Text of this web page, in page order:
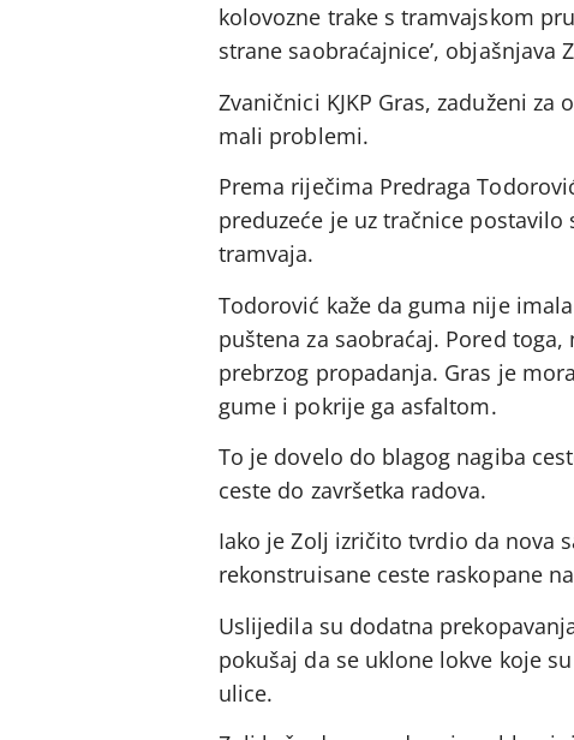
kolovozne trake s tramvajskom
strane saobraćajnice’, objašnjava
Zvaničnici KJKP Gras, zaduženi
mali problemi.
Prema riječima Predraga
preduzeće je uz tračnice
tramvaja.
Todorović kaže da guma nije
puštena za saobraćaj. Pored
prebrzog propadanja. Gras je
gume i pokrije ga asfaltom.
To je dovelo do blagog nagiba
ceste do završetka radova.
Iako je Zolj izričito tvrdio da nova
rekonstruisane ceste raskopane
Uslijedila su dodatna
pokušaj da se uklone lokve koje
ulice.